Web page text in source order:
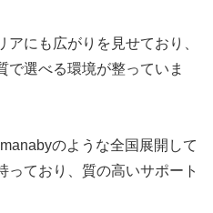
にも広がりを見せており、
で選べる環境が整っていま
のような全国展開して
っており、質の高いサポート